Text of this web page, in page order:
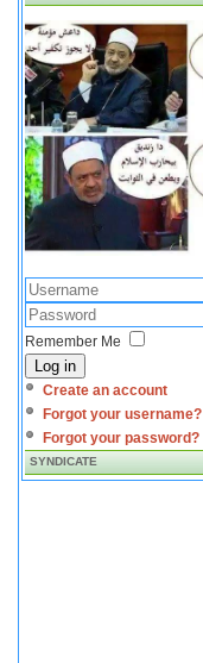
Remember Me
Log in
Create an account
Forgot your username?
Forgot your password?
SYNDICATE